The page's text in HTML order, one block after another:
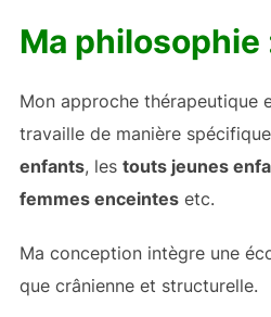
Ma philosophie
Mon approche thérapeutique
travaille de manière
enfants, les touts jeunes
femmes enceintesetc.
Ma conception intègre une
que crânienne et structurelle.